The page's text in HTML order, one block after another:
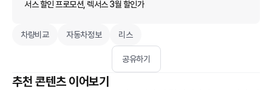
서스 할인 프로모션, 렉서스 3월 할인가
차량비교 자동차정보 리스
공유하기
추천 콘텐츠 이어보기